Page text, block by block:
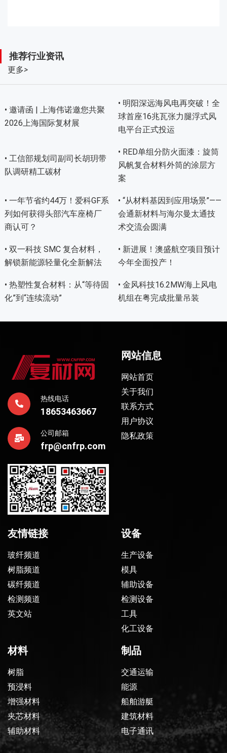
推荐行业资讯
更多>
• 邀请函 | 上海伟诺邀您共聚
2026上海国际复材展
• 明阳深远海风电再突破！全
球首座16兆瓦张力腿浮式风
电平台正式投运
• 工信部规划司副司长胡玥带
队调研精工碳材
• RED单组分防火面漆：旋筒
风帆复合材料外筒的涂层方
案
• 一年节省约44万！爱科GF系
列如何获得头部汽车座椅厂
商认可？
• “从材料基因到应用场景”——
会通新材料与海尔曼太通技
术交流会圆满
• 双一科技 SMC 复合材料，
解锁新能源轻量化全新解法
• 新进展！澳盛航空项目预计
今年全面投产！
• 热塑性复合材料：从“等待固
化”到“连续流动”
• 金风科技16.2MW海上风电
机组在粤完成批量吊装
热线电话
18653463667
公司邮箱
frp@cnfrp.com
网站信息
网站首页
关于我们
联系方式
用户协议
隐私政策
友情链接
玻纤频道
树脂频道
碳纤频道
检测频道
英文站
设备
生产设备
模具
辅助设备
检测设备
工具
化工设备
材料
树脂
预浸料
增强材料
夹芯材料
辅助材料
制品
交通运输
能源
船舶游艇
建筑材料
电子通讯